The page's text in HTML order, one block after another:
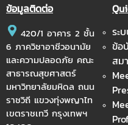
ข้อมูลติดต่อ
420/1 อาคาร 2 ชั้น
6 ภาควิชาอาชีวอนามัย
และความปลอดภัย คณะ
สาธารณสุขศาสตร์
มหาวิทยาลัยมหิดล ถนน
ราชวิถี แขวงทุ่งพญาไท
เขตราชเทวี กรุงเทพฯ
ระ
ข้อ
สม